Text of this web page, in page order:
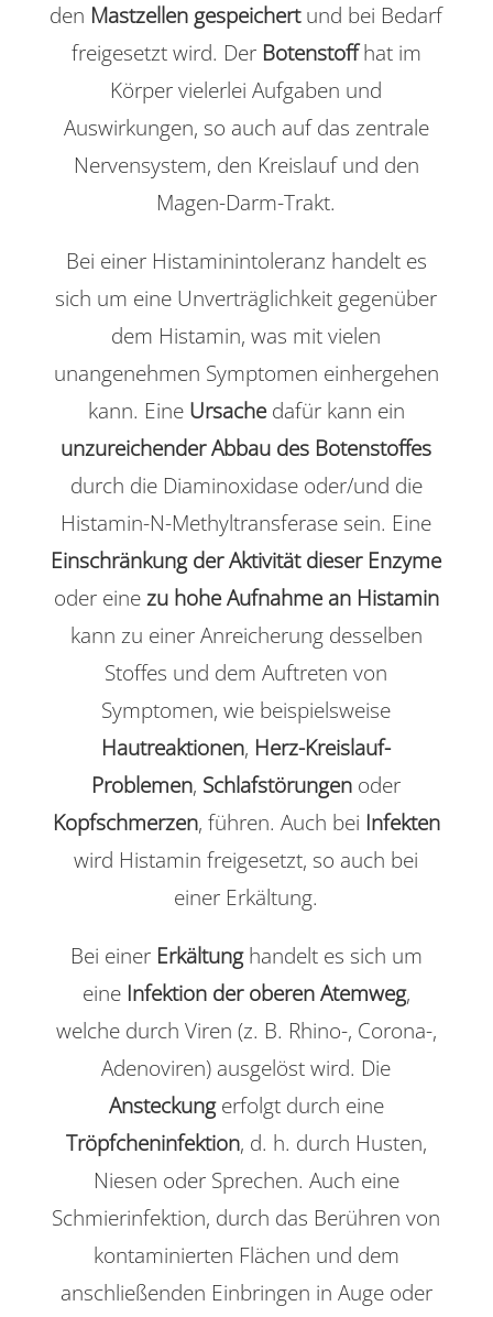
den Mastzellen gespeichertund bei Bedarf
freigesetzt wird. Der Botenstoffhat im
Körper vielerlei Aufgaben und
Auswirkungen, so auch auf das zentrale
Nervensystem, den Kreislauf und den
Magen-Darm-Trakt.
Bei einer Histaminintoleranz handelt es
sich um eine Unverträglichkeit gegenüber
dem Histamin, was mit vielen
unangenehmen Symptomen einhergehen
kann. Eine Ursachedafür kann ein
unzureichender Abbau des Botenstoffes
durch die Diaminoxidase oder/und die
Histamin-N-Methyltransferase sein. Eine
Einschränkung der Aktivität dieser Enzyme
oder einezu hohe Aufnahme an Histamin
kann zu einer Anreicherung desselben
Stoffes und dem Auftreten von
Symptomen, wie beispielsweise
Hautreaktionen, Herz-Kreislauf-
Problemen, Schlafstörungen oder
Kopfschmerzen, führen. Auch bei Infekten
wird Histamin freigesetzt, so auch bei
einer Erkältung.
Bei einer Erkältunghandelt es sich um
eine Infektion der oberen Atemweg,
welche durch Viren (z. B. Rhino-, Corona-,
Adenoviren) ausgelöst wird. Die
Ansteckungerfolgt durch eine
Tröpfcheninfektion, d. h. durch Husten,
Niesen oder Sprechen. Auch eine
Schmierinfektion, durch das Berühren von
kontaminierten Flächen und dem
anschließenden Einbringen in Auge oder